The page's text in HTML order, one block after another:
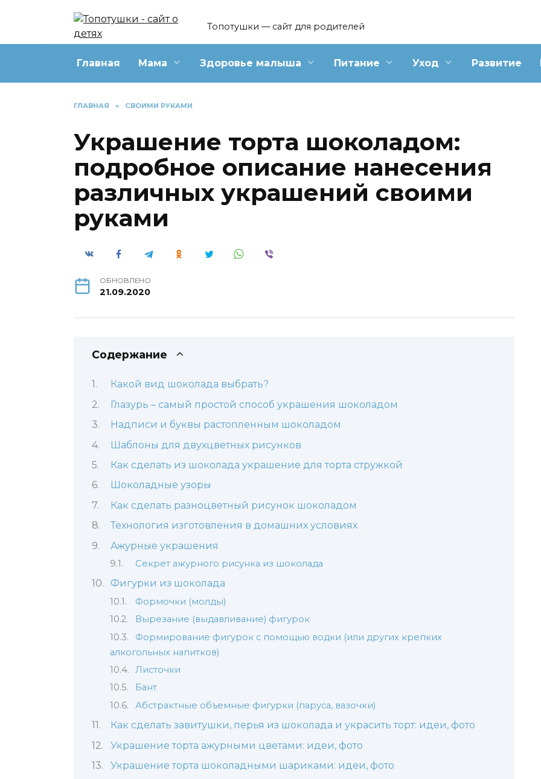
Топотушки — сайт для родителей
Главная Мама Здоровье малыша Питание Уход Развитие
ГЛАВНАЯ » СВОИМИ РУКАМИ
Украшение торта шоколадом:
подробное описание нанесения
различных украшений своими
руками
ОБНОВЛЕНО
21.09.2020
Содержание
Какой вид шоколада выбрать?
Глазурь – самый простой способ украшения шоколадом
Надписи и буквы растопленным шоколадом
Шаблоны для двухцветных рисунков
Как сделать из шоколада украшение для торта стружкой
Шоколадные узоры
Как сделать разноцветный рисунок шоколадом
Технология изготовления в домашних условиях
Ажурные украшения
Секрет ажурного рисунка из шоколада
Фигурки из шоколада
Формочки (молды)
Вырезание (выдавливание) фигурок
Формирование фигурок с помощью водки (или других крепких
алкогольных напитков)
Листочки
Бант
Абстрактные объемные фигурки (паруса, вазочки)
Как сделать завитушки, перья из шоколада и украсить торт: идеи, фото
Украшение торта ажурными цветами: идеи, фото
Украшение торта шоколадными шариками: идеи, фото